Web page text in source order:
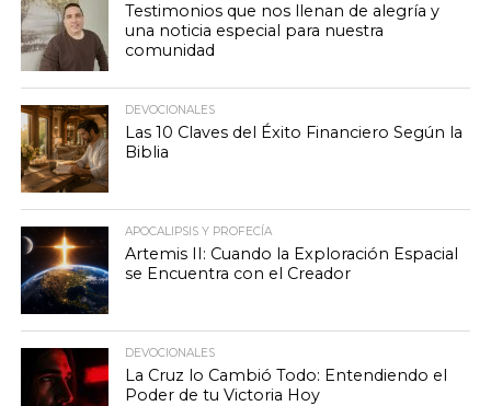
Testimonios que nos llenan de alegría y
una noticia especial para nuestra
comunidad
DEVOCIONALES
Las 10 Claves del Éxito Financiero Según la
Biblia
APOCALIPSIS Y PROFECÍA
Artemis II: Cuando la Exploración Espacial
se Encuentra con el Creador
DEVOCIONALES
La Cruz lo Cambió Todo: Entendiendo el
Poder de tu Victoria Hoy